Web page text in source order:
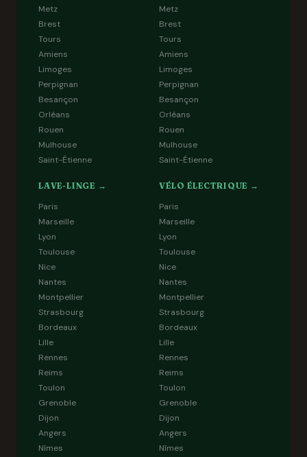
Metz
Brest
Tours
Amiens
Limoges
Perpignan
Besançon
Orléans
Rouen
Mulhouse
Saint-Étienne
Metz
Brest
Tours
Amiens
Limoges
Perpignan
Besançon
Orléans
Rouen
Mulhouse
Saint-Étienne
LAVE-LINGE →
Paris
Marseille
Lyon
Toulouse
Nice
Nantes
Montpellier
Strasbourg
Bordeaux
Lille
Rennes
Reims
Toulon
Grenoble
Dijon
Angers
Nîmes
VÉLO ÉLECTRIQUE →
Paris
Marseille
Lyon
Toulouse
Nice
Nantes
Montpellier
Strasbourg
Bordeaux
Lille
Rennes
Reims
Toulon
Grenoble
Dijon
Angers
Nîmes